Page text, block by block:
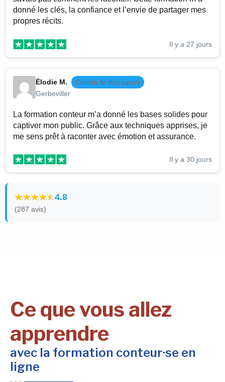
donné les clés, la confiance et l’envie de partager mes
propres récits.
Il y a 27 jours
Élodie M.
Cantin le Voyageur
Gerbeviller
La formation conteur m’a donné les bases solides pour
captiver mon public. Grâce aux techniques apprises, je
me sens prêt à raconter avec émotion et assurance.
Il y a 30 jours
4.8
(287 avis)
Ce que vous allez
apprendre
avec la formation conteur·se en
ligne